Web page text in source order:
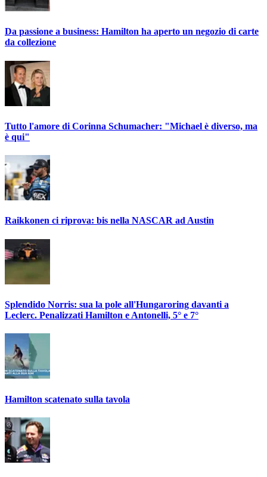
Da passione a business: Hamilton ha aperto un negozio di carte
da collezione
Tutto l'amore di Corinna Schumacher: "Michael è diverso, ma
è qui"
Raikkonen ci riprova: bis nella NASCAR ad Austin
Splendido Norris: sua la pole all'Hungaroring davanti a
Leclerc. Penalizzati Hamilton e Antonelli, 5° e 7°
Hamilton scatenato sulla tavola